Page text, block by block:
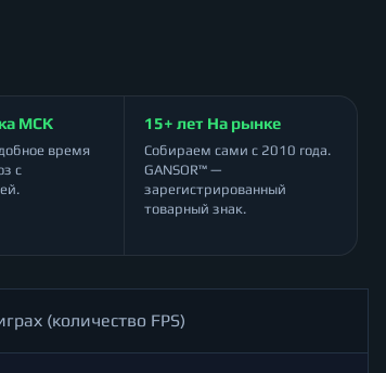
МСК
время
с
15+ лет На рынке
Собираем сами с 2010 года.
GANSOR™ —
зарегистрированный
товарный знак.
(количество FPS)